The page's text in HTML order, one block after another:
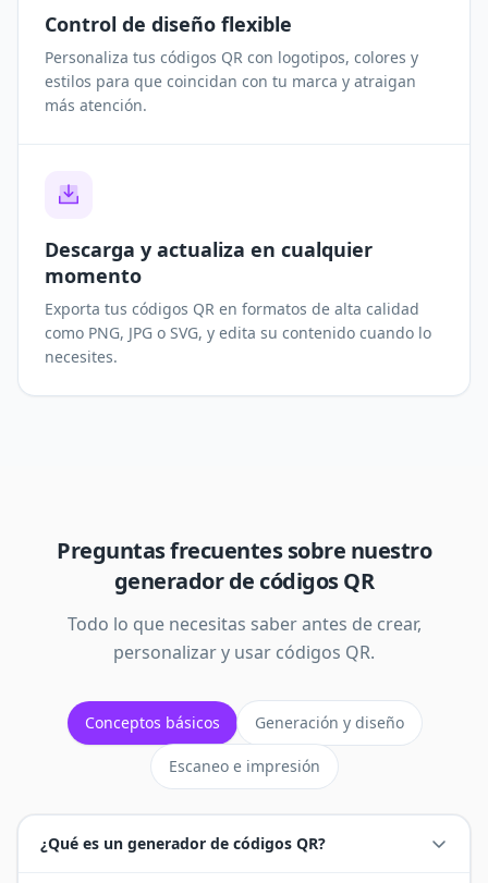
Control de diseño flexible
Personaliza tus códigos QR con logotipos, colores y
estilos para que coincidan con tu marca y atraigan
más atención.
Descarga y actualiza en cualquier
momento
Exporta tus códigos QR en formatos de alta calidad
como PNG, JPG o SVG, y edita su contenido cuando lo
necesites.
Preguntas frecuentes sobre nuestro
generador de códigos QR
Todo lo que necesitas saber antes de crear,
personalizar y usar códigos QR.
Conceptos básicos Generación y diseño
Escaneo e impresión
¿Qué es un generador de códigos QR?